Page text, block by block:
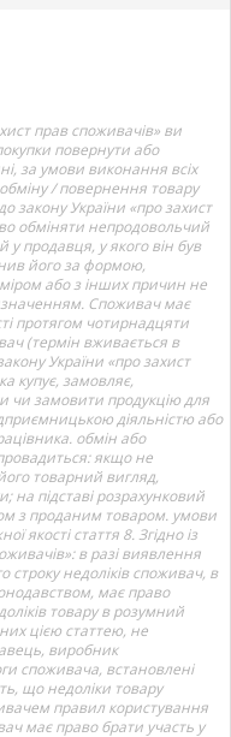
прав споживачів» ви
повернути або
за умови виконання всіх
/ повернення товару
закону України «про захист
обміняти непродовольчий
у продавця, у якого він був
його за формою,
або з інших причин не
Споживач має
протягом чотирнадцяти
(термін вживається в
України «про захист
купує, замовляє,
чи замовити продукцію для
діяльністю або
обмін або
якщо не
товарний вигляд,
на підставі розрахунковий
з проданим товаром. умови
якості стаття 8. Згідно із
в разі виявлення
строку недоліків споживач, в
має право
товару в розумний
цією статтею, не
виробник
споживача, встановлені
що недоліки товару
правил користування
має право брати участь у